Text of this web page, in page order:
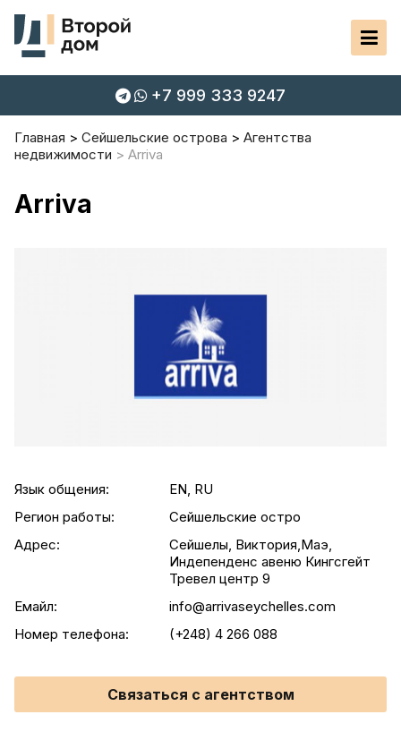
+7 999 333 9247
Главная Сейшельские острова
Агентства
недвижимости
Arriva
Arriva
Язык общения:
EN, RU
Регион работы:
Сейшельские остро
Адрес:
Сейшелы, Виктория,Маэ,
Индепенденс авеню Кингсгейт
Тревел центр 9
Емайл:
info@arrivaseychelles.com
Номер телефона:
(+248) 4 266 088
Связаться с агентством